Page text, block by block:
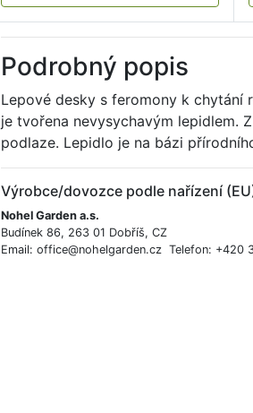
Podrobný popis
Lepové desky s feromony k chytání
je tvořena nevysychavým lepidlem.
podlaze. Lepidlo je na bázi
Výrobce/dovozce podle nařízení
Nohel Garden a.s.
Budínek 86, 263 01 Dobříš, CZ
Email: office@nohelgarden.cz Telefon: